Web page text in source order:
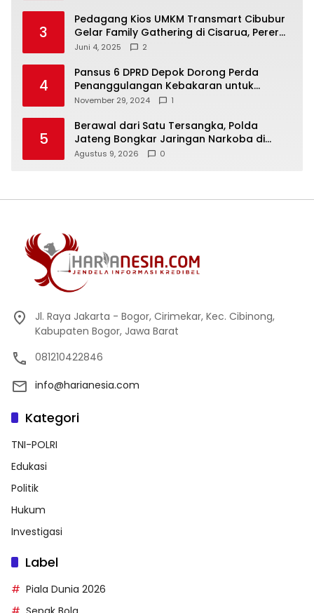
3
Pedagang Kios UMKM Transmart Cibubur
Gelar Family Gathering di Cisarua, Pererat
Silaturahmi dan Kekompakan
Juni 4, 2025 2
4
Pansus 6 DPRD Depok Dorong Perda
Penanggulangan Kebakaran untuk
Keselamatan Warga
November 29, 2024 1
5
Berawal dari Satu Tersangka, Polda
Jateng Bongkar Jaringan Narkoba di
Temanggung dan Sita 18,59 Gram Sabu
Agustus 9, 2026 0
Jl. Raya Jakarta - Bogor, Cirimekar, Kec. Cibinong,
Kabupaten Bogor, Jawa Barat
081210422846
info@harianesia.com
Kategori
TNI-POLRI
Edukasi
Politik
Hukum
Investigasi
Label
Piala Dunia 2026